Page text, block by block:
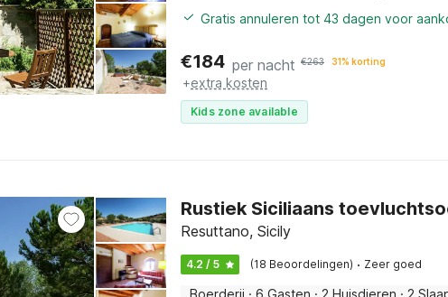
Gratis annuleren tot 43 dagen voor
€184 per nacht €263 31% korting
+extra kosten
Kids zone available
Rustiek Siciliaans
Resuttano, Sicily
4.2 / 5 (18 Beoordelingen) · Zeer goed
Boerderij · 6 Gasten · 2 Huisdieren · 2